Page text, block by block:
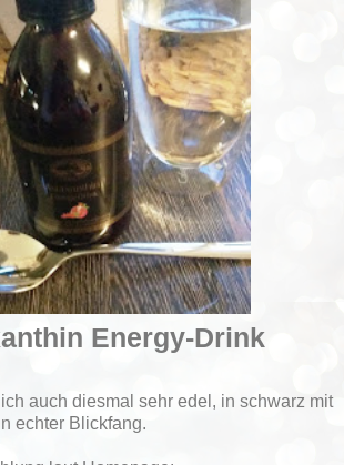
Energy-Drink
auch diesmal sehr edel, in schwarz mit
echter Blickfang.